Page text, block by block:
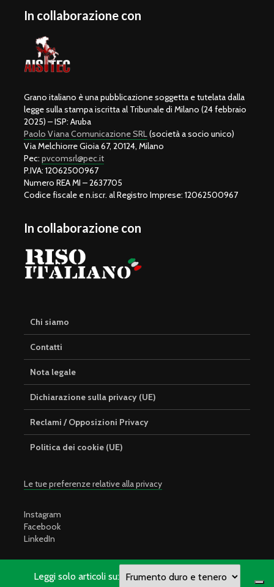
In collaborazione con
Grano italiano è una pubblicazione soggetta e tutelata dalla
legge sulla stampa iscritta al Tribunale di Milano (24 febbraio
2025) – ISP: Aruba
Paolo Viana Comunicazione SRL(società a socio unico)
Via Melchiorre Gioia 67, 20124, Milano
Pec: pvcomsrl@pec.it
P.IVA: 12062500967
Numero REA MI – 2637705
Codice fiscale e n.iscr. al Registro Imprese: 12062500967
In collaborazione con
Chi siamo
Contatti
Nota legale
Dichiarazione sulla privacy (UE)
Reclami / Opposizioni Privacy
Politica dei cookie (UE)
Le tue preferenze relative alla privacy
Instagram
Facebook
LinkedIn
Leggi solo articoli su: